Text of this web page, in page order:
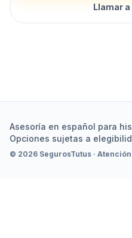
Llamar
Asesoría en español para
Opciones sujetas a
© 2026 SegurosTutus ·